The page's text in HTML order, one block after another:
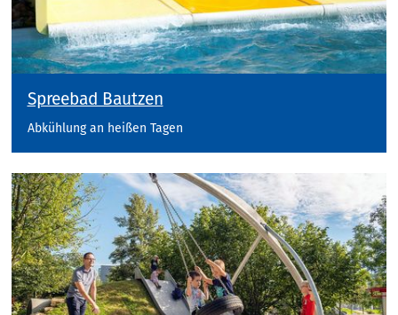
Spreebad Bautzen
Abkühlung an heißen Tagen